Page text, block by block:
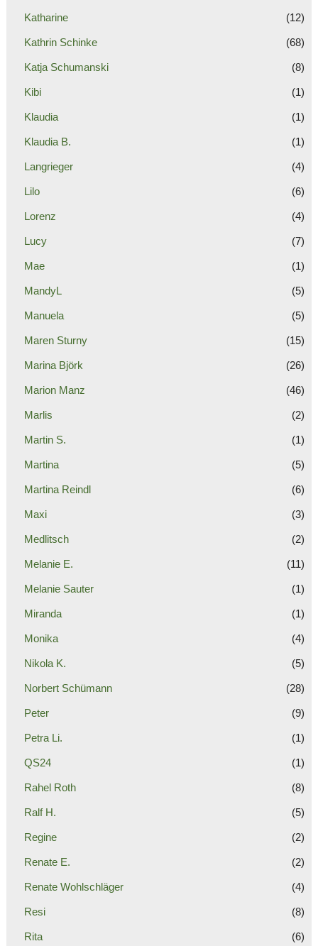
Katharine (12)
Kathrin Schinke (68)
Katja Schumanski (8)
Kibi (1)
Klaudia (1)
Klaudia B. (1)
Langrieger (4)
Lilo (6)
Lorenz (4)
Lucy (7)
Mae (1)
MandyL (5)
Manuela (5)
Maren Sturny (15)
Marina Björk (26)
Marion Manz (46)
Marlis (2)
Martin S. (1)
Martina (5)
Martina Reindl (6)
Maxi (3)
Medlitsch (2)
Melanie E. (11)
Melanie Sauter (1)
Miranda (1)
Monika (4)
Nikola K. (5)
Norbert Schümann (28)
Peter (9)
Petra Li. (1)
QS24 (1)
Rahel Roth (8)
Ralf H. (5)
Regine (2)
Renate E. (2)
Renate Wohlschläger (4)
Resi (8)
Rita (6)